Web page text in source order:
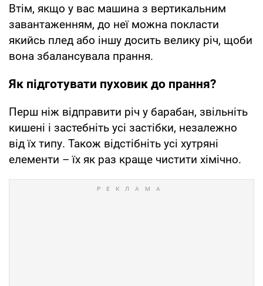
Втім, якщо у вас машина з вертикальним
завантаженням, до неї можна покласти
якийсь плед або іншу досить велику річ, щоби
вона збалансувала прання.
Як підготувати пуховик до прання?
Перш ніж відправити річ у барабан, звільніть
кишені і застебніть усі застібки, незалежно
від їх типу. Також відстібніть усі хутряні
елементи – їх як раз краще чистити хімічно.